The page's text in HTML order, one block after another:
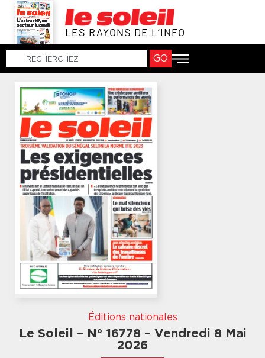
LES RAYONS DE L’INFO
GO
Éditions nationales
Le Soleil – N° 16778 – Vendredi 8 Mai
2026